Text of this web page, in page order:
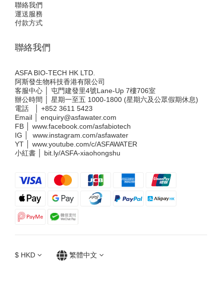
聯絡我們
運送服務
付款方式
聯絡我們
ASFA BIO-TECH HK LTD.
阿斯發生物科技香港有限公司
客服中心 │ 屯門建發里4號Lane-Up 7樓706室
辦公時間 │ 星期一至五 1000-1800 (星期六及公眾假期休息)
電話 │ +852 3611 5423
Email │ enquiry@asfawater.com
FB │ www.facebook.com/asfabiotech
IG │ www.instagram.com/asfawater
YT │ www.youtube.com/c/ASFAWATER
小紅書 │ bit.ly/ASFA-xiaohongshu
$ HKD 繁體中文